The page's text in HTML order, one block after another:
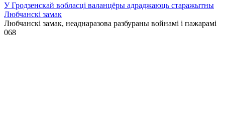
У Гродзенскай вобласці валанцёры адраджаюць старажытны
Любчанскі замак
Любчанскі замак, неаднаразова разбураны войнамі і пажарамі
068